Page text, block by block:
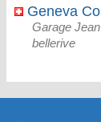
Geneva
Garage
bellerive